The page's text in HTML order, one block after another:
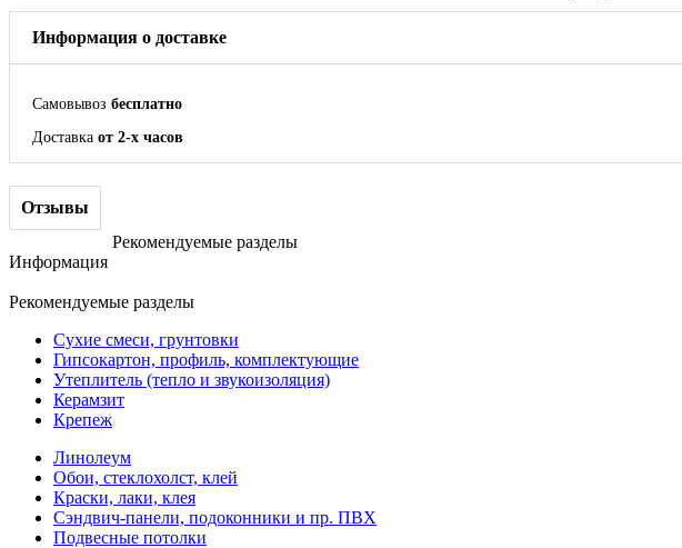
Информация о доставке
Самовывоз бесплатно
Доставка от 2-х часов
Отзывы
Рекомендуемые разделы
Информация
Рекомендуемые разделы
Сухие смеси, грунтовки
Гипсокартон, профиль, комплектующие
Утеплитель (тепло и звукоизоляция)
Керамзит
Крепеж
Линолеум
Обои, стеклохолст, клей
Краски, лаки, клея
Сэндвич-панели, подоконники и пр. ПВХ
Подвесные потолки